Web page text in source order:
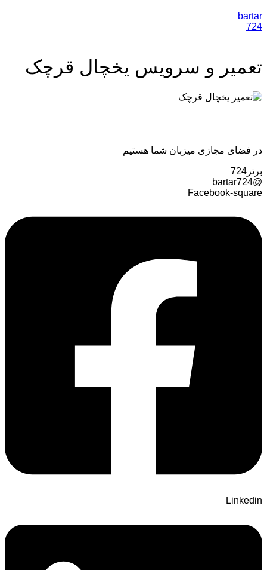
bartar
724
تعمیر و سرویس یخچال قرچک
در فضای مجازی میزبان شما هستیم
برتر724
@bartar724
Facebook-square
Linkedin